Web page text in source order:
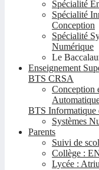
Spécialité
Spécialité
Conception
Spécialité
Numérique
Le
Enseignement
BTS CRSA
Conception
BTS Informatique
Systèmes
Parents
Suivi de
Collège :
Lycée :